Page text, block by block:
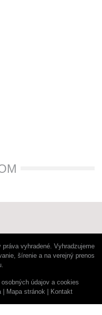
vyhradené. Vyhradzujeme
šírenie a na verejný prenos
osobných údajov a cookies
Mapa stránok Kontakt